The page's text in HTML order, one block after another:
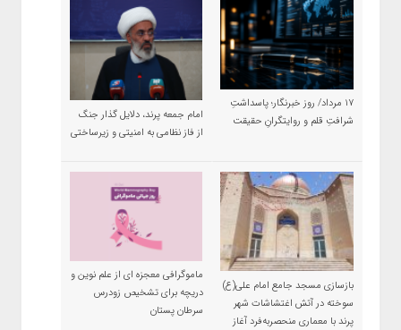
۱۷ مرداد/ روز خبرنگار؛ پاسداشتِ
شرافتِ قلم و روایتگرانِ حقیقت
امام جمعه پرند، دلایل گذار جنگ
از فاز نظامی به امنیتی و زیرساختی
بازسازی مسجد جامع امام علی(ع)
سوخته در آتش اغتشاشات شهر
پرند با معماری منحصربه‌فرد آغاز
ماموگرافی معجزه ای از علم نوین و
دریچه برای تشخیص زودرس
سرطان پستان